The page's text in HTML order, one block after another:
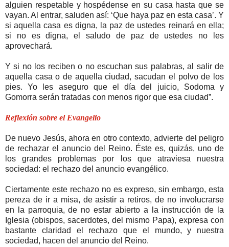
alguien respetable y hospédense en su casa hasta que se
vayan. Al entrar, saluden así: ‘Que haya paz en esta casa’. Y
si aquella casa es digna, la paz de ustedes reinará en ella;
si no es digna, el saludo de paz de ustedes no les
aprovechará.
Y si no los reciben o no escuchan sus palabras, al salir de
aquella casa o de aquella ciudad, sacudan el polvo de los
pies. Yo les aseguro que el día del juicio, Sodoma y
Gomorra serán tratadas con menos rigor que esa ciudad”.
Reflexión sobre el Evangelio
De nuevo Jesús, ahora en otro contexto, advierte del peligro
de rechazar el anuncio del Reino. Éste es, quizás, uno de
los grandes problemas por los que atraviesa nuestra
sociedad: el rechazo del anuncio evangélico.
Ciertamente este rechazo no es expreso, sin embargo, esta
pereza de ir a misa, de asistir a retiros, de no involucrarse
en la parroquia, de no estar abierto a la instrucción de la
Iglesia (obispos, sacerdotes, del mismo Papa), expresa con
bastante claridad el rechazo que el mundo, y nuestra
sociedad, hacen del anuncio del Reino.